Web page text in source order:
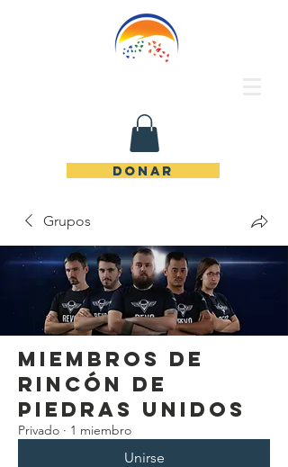
DONAR
Grupos
Miembros de
Rincón de
Piedras Unidos
Privado · 1 miembro
Unirse